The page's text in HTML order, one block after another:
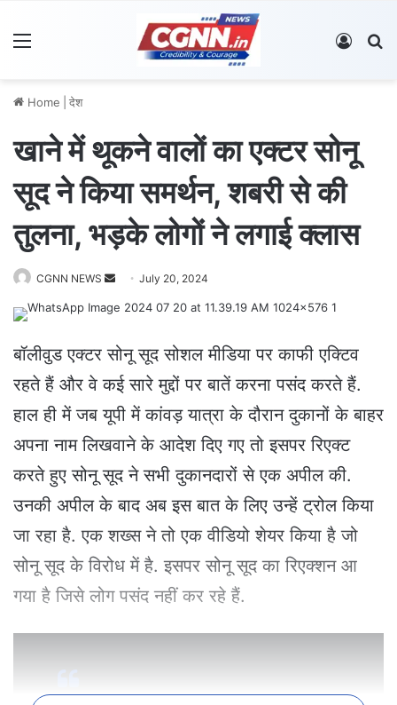
Log In
Home देश
खाने में थूकने वालों का एक्टर सोनू
सूद ने किया समर्थन, शबरी से की
तुलना, भड़के लोगों ने लगाई क्लास
CGNN NEWS
d
a
n
e
m
a
i
July 20, 2024
बॉलीवुड एक्टर सोनू सूद सोशल मीडिया पर काफी एक्टिव
रहते हैं और वे कई सारे मुद्दों पर बातें करना पसंद करते हैं.
हाल ही में जब यूपी में कांवड़ यात्रा के दौरान दुकानों के बाहर
अपना नाम लिखवाने के आदेश दिए गए तो इसपर रिएक्ट
करते हुए सोनू सूद ने सभी दुकानदारों से एक अपील की.
उनकी अपील के बाद अब इस बात के लिए उन्हें ट्रोल किया
जा रहा है. एक शख्स ने तो एक वीडियो शेयर किया है जो
सोनू सूद के विरोध में है. इसपर सोनू सूद का रिएक्शन आ
गया है जिसे लोग पसंद नहीं कर रहे हैं.